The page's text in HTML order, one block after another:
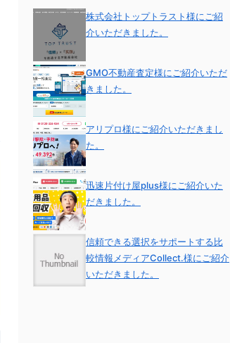
株式会社トップトラスト様にご紹
介いただきました。
GMO不動産査定様にご紹介いただ
きました。
アリプロ様にご紹介いただきまし
た。
迅速片付け屋plus様にご紹介いた
だきました。
信頼できる選択をサポートする比
較情報メディアCollect.様にご紹介
いただきました。